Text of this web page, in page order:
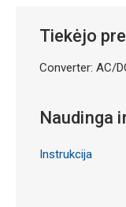
Tiekėjo
Converter: AC/
Naudinga
Instrukcija